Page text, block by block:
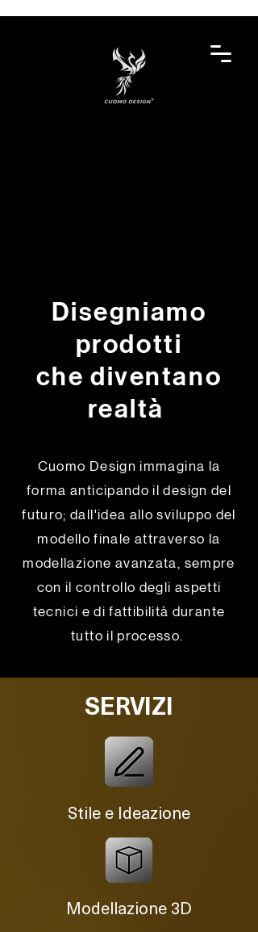
Disegniamo
prodotti
che diventano
realtà
Cuomo Design immagina la
forma anticipando il design del
futuro; dall'idea allo sviluppo del
modello finale attraverso la
modellazione avanzata, sempre
con il controllo degli aspetti
tecnici e di fattibilità durante
tutto il processo.
SERVIZI
Stile e Ideazione
Modellazione 3D